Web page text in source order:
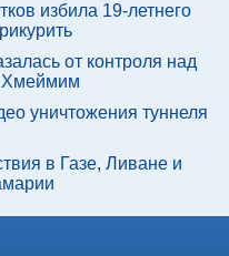
избила 19-летнего
от контроля над
Хмеймим
уничтожения туннеля
в Газе, Ливане и